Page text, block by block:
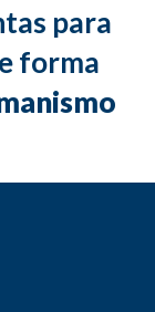
para
forma